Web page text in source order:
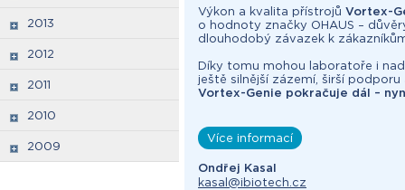
2013
2012
2011
2010
2009
Výkon a kvalita přístrojů Vortex-
o hodnoty značky OHAUS –
dlouhodobý závazek k
Díky tomu mohou laboratoře i
ještě silnější zázemí, širší
Vortex-Genie pokračuje dál –
Více informací
Ondřej Kasal
kasal@ibiotech.cz